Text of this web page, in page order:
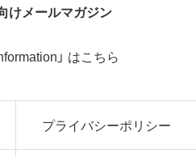
けメールマガジン
」 はこちら
プライバシーポリシー